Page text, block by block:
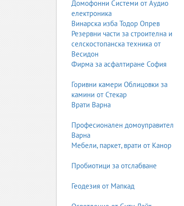
Автомивките предлагат ръчно и
както частни клиенти, така и
7. Автомобили
Категорията „Автомобили“ включва
части. Пазарът е разнообразен –
икономичност и безопасност.
8. Автомобилни газови уредби (АГУ)
АГУ системите позволяват
автомобили. Работи се с утвърдени
9. Автосервизи
Автосервизите извършват
модели автомобили. Качественият
10. Автостъкла и лепене на автостъкла
Фирмите в тази категория
Домофонни Системи от Аудио
електроника
Винарска изба Тодор Опрев
Резервни части за строителна и
селскостопанска техника от
Весидон
Фирма за асфалтиране София
Горивни камери Облицовки за
камини от Стекар
Врати Варна
Професионален домоуправител
Варна
Мебели, паркет, врати от Канор
Пробиотици за отслабване
Геодезия от Мапкад